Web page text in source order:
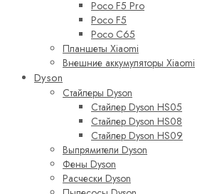
Poco F5 Pro
Poco F5
Poco C65
Планшеты Xiaomi
Внешние аккумуляторы Xiaomi
Dyson
Стайлеры Dyson
Стайлер Dyson HS05
Стайлер Dyson HS08
Стайлер Dyson HS09
Выпрямители Dyson
Фены Dyson
Расчески Dyson